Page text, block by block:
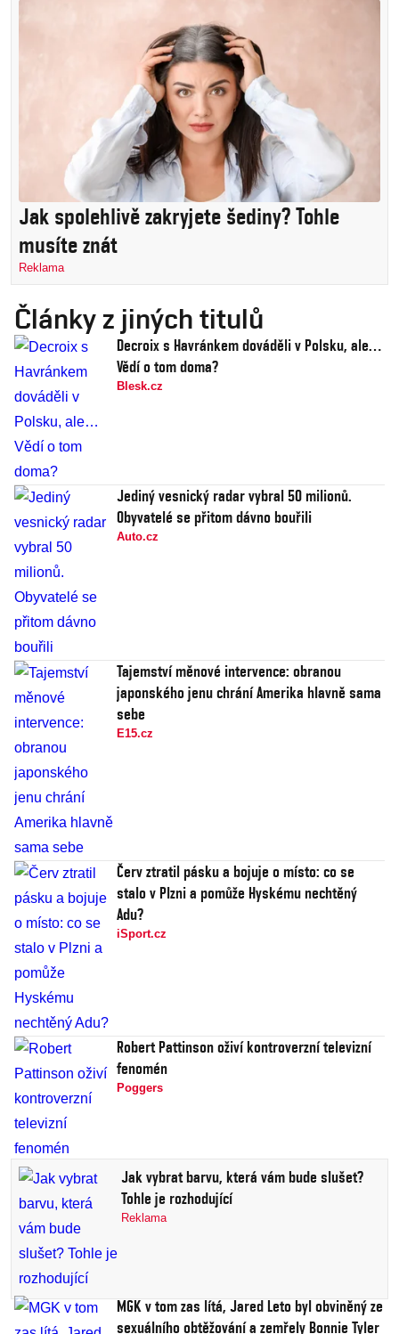
Jak spolehlivě zakryjete šediny? Tohle
musíte znát
Reklama
Články z jiných titulů
Decroix s Havránkem dováděli v Polsku, ale…
Vědí o tom doma?
Blesk.cz
Jediný vesnický radar vybral 50 milionů.
Obyvatelé se přitom dávno bouřili
Auto.cz
Tajemství měnové intervence: obranou
japonského jenu chrání Amerika hlavně sama
sebe
E15.cz
Červ ztratil pásku a bojuje o místo: co se
stalo v Plzni a pomůže Hyskému nechtěný
Adu?
iSport.cz
Robert Pattinson oživí kontroverzní televizní
fenomén
Poggers
Jak vybrat barvu, která vám bude slušet?
Tohle je rozhodující
Reklama
MGK v tom zas lítá, Jared Leto byl obviněný ze
sexuálního obtěžování a zemřely Bonnie Tyler